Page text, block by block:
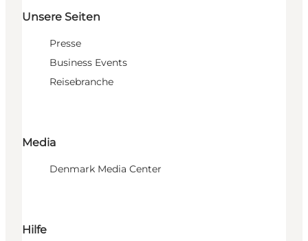
Unsere Seiten
Presse
Business Events
Reisebranche
Media
Denmark Media Center
Hilfe